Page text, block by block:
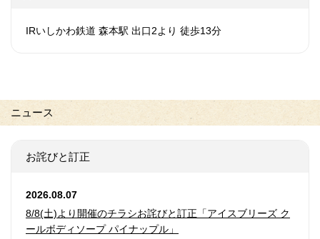
IRいしかわ鉄道 森本駅 出口2より 徒歩13分
ニュース
お詫びと訂正
2026.08.07
8/8(土)より開催のチラシお詫びと訂正「アイスブリーズ ク
ールボディソープ パイナップル」